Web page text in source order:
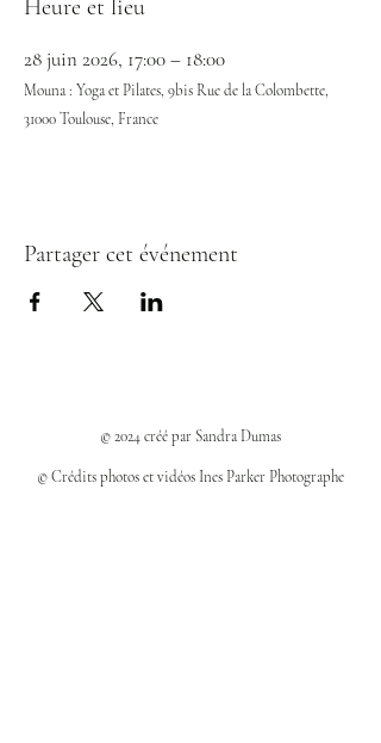
Heure et lieu
28 juin 2026, 17:00 – 18:00
Mouna : Yoga et Pilates, 9bis Rue de la Colombette,
31000 Toulouse, France
Partager cet événement
© 2024 créé par Sandra Dumas
© Crédits photos et vidéos Ines Parker Photographe